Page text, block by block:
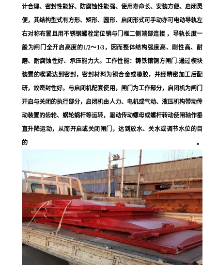
计合理、密封性能好、防腐蚀性能强、使用寿命长、安装方便、启闭灵
便，其结构型式有方形、矩形、圆形、启闭形式可手动亦可电动导轨左
右对称布置且用不锈钢螺栓定位销与门框二侧端部连接 ，导轨长度一
般为闸门全开启高度的1/2～1/3，因而整体结构强度高、刚性高、耐
磨、耐腐蚀性好、承压能力大。工作性能：铸铁镶铜方闸门.通过楔块
装置的楔紧达到密封，密封材料为铜合金或橡胶，并经精密加工后配
研，故密封性好。与启闭机配套使用，闸门为工作部分，启闭机为闸门
开启与关闭的执行部分，启闭机由人力、电机或气动、液压机构带动传
动装置的齿轮、蜗轮蜗杆等运转，驱动传动螺母或螺杆转动使闸轴作垂
直升降运动，从而开启或关闭闸门，达到放水、关水或调节水位的目
的。